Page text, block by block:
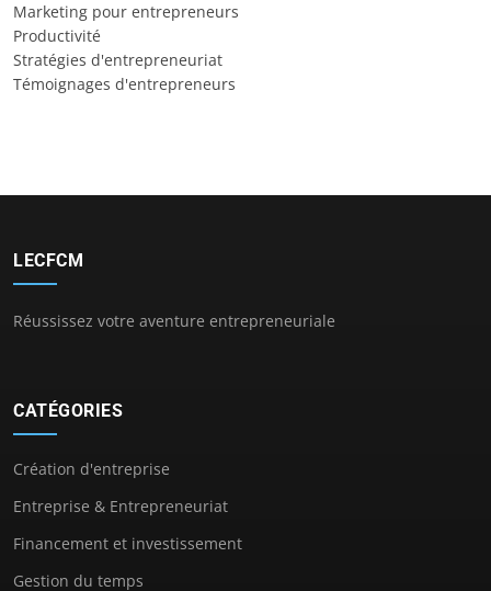
Marketing pour entrepreneurs
Productivité
Stratégies d'entrepreneuriat
Témoignages d'entrepreneurs
LECFCM
Réussissez votre aventure entrepreneuriale
CATÉGORIES
Création d'entreprise
Entreprise & Entrepreneuriat
Financement et investissement
Gestion du temps